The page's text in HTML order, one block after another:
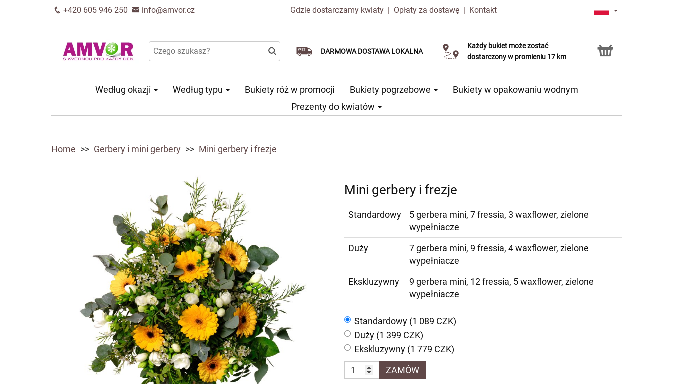
+420 605 946 250 info@amvor.cz Gdzie dostarczamy kwiaty | Opłaty za dostawę | Kontakt
DARMOWA DOSTAWA LOKALNA
Dostawa tego samego dnia
Wybierz datę dostawy
Każdy bukiet może zostać
dostarczony w promieniu 17 km
Usługa Click & Collect
Według okazji Według typu Bukiety róż w promocji Bukiety pogrzebowe
Bukiety w opakowaniu wodnym
Prezenty do kwiatów
Home Gerbery i mini gerbery Mini gerbery i frezje
Mini gerbery i frezje
Standardowy
5 gerbera mini, 7 fressia, 3 waxflower, zielone
wypełniacze
Duży
7 gerbera mini, 9 fressia, 4 waxflower, zielone
wypełniacze
Ekskluzywny
9 gerbera mini, 12 fressia, 5 waxflower, zielone
wypełniacze
Standardowy (1 089 CZK)
Duży (1 399 CZK)
Ekskluzywny (1 779 CZK)
ZAMÓW